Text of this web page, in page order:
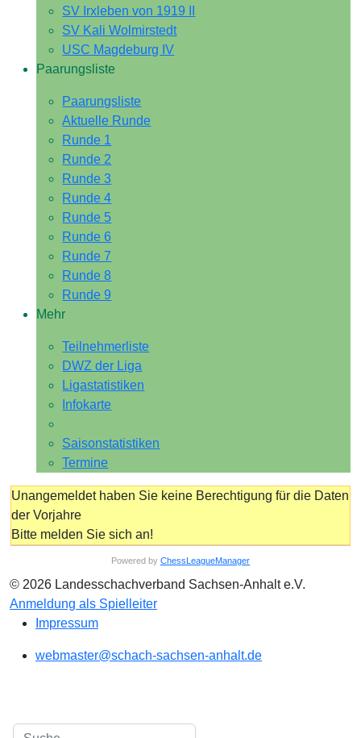
SV Irxleben von 1919 II
SV Kali Wolmirstedt
USC Magdeburg IV
Paarungsliste
Paarungsliste
Aktuelle Runde
Runde 1
Runde 2
Runde 3
Runde 4
Runde 5
Runde 6
Runde 7
Runde 8
Runde 9
Mehr
Teilnehmerliste
DWZ der Liga
Ligastatistiken
Infokarte
Saisonstatistiken
Termine
Unangemeldet haben Sie keine Berechtigung für die Daten
der Vorjahre
Bitte melden Sie sich an!
Powered by ChessLeagueManager
© 2026 Landesschachverband Sachsen-Anhalt e.V.
Anmeldung als Spielleiter
Impressum
webmaster@schach-sachsen-anhalt.de